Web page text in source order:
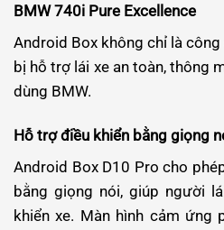
BMW 740i Pure Excellence
Android Box không chỉ là
bị hỗ trợ lái xe an toàn, thông
dùng BMW.
Hỗ trợ điều khiển bằng giọng
Android Box D10 Pro cho
bằng giọng nói, giúp người
khiển xe. Màn hình cảm ứng